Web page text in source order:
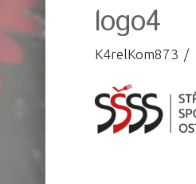
logo4
K4relKom873